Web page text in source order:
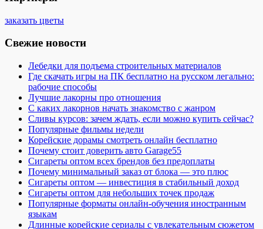
заказать цветы
Свежие новости
Лебедки для подъема строительных материалов
Где скачать игры на ПК бесплатно на русском легально:
рабочие способы
Лучшие лакорны про отношения
С каких лакорнов начать знакомство с жанром
Сливы курсов: зачем ждать, если можно купить сейчас?
Популярные фильмы недели
Корейские дорамы смотреть онлайн бесплатно
Почему стоит доверить авто Garage55
Сигареты оптом всех брендов без предоплаты
Почему минимальный заказ от блока — это плюс
Сигареты оптом — инвестиция в стабильный доход
Сигареты оптом для небольших точек продаж
Популярные форматы онлайн-обучения иностранным
языкам
Длинные корейские сериалы с увлекательным сюжетом